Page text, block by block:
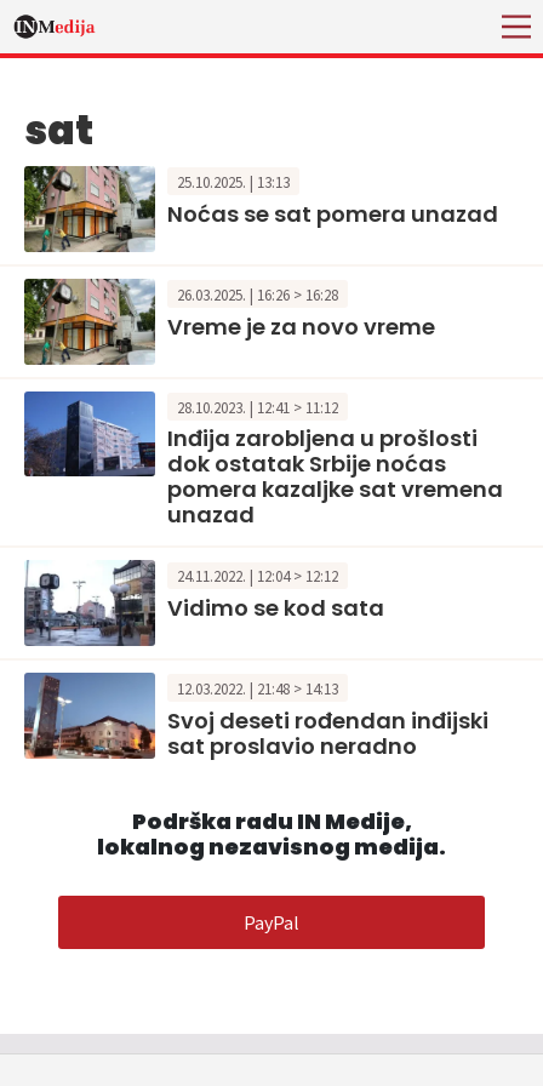
sat
25.10.2025. | 13:13
Noćas se sat pomera unazad
26.03.2025. | 16:26 > 16:28
Vreme je za novo vreme
28.10.2023. | 12:41 > 11:12
Inđija zarobljena u prošlosti
dok ostatak Srbije noćas
pomera kazaljke sat vremena
unazad
24.11.2022. | 12:04 > 12:12
Vidimo se kod sata
12.03.2022. | 21:48 > 14:13
Svoj deseti rođendan inđijski
sat proslavio neradno
Podrška radu IN Medije,
lokalnog nezavisnog medija.
PayPal